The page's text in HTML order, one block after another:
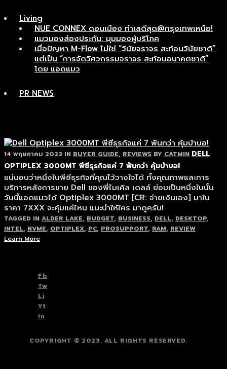
Living
NUE CONNEX ดอนเมือง ทำเลดีสุด@กรุงเทพเหนือ!
แมวมองส่องประกัน: มุมมองผู้บริโภค
เมื่อปัญหา M-Flow ไม่ใช่ “วินัยจราจร สะท้อนวินัยชาติ”
แต่เป็น “การจัดวิศวกรรมจราจร สะท้อนอนาคตชาติ”
โดย แอดแมว
PR NEWS
14 พฤษภาคม 2023 IN BUYER GUIDE, REVIEWS BY CATMIN DELL
OPTIPLEX 3000MT พีซีธุรกิจแค่ 7 พันกว่า คุ้มบ้าบอ!
แน่นอนว่าหนึ่งในพีซีธุรกิจที่คุณไว้วางใจได้ ทั้งคุณภาพและการ
บริการหลังการขาย Dell ของพี่ไมเคิล เดลล์ ย่อมเป็นหนึ่งในนั้น
วันนี้แอดแมวได้ Optiplex 3000MT [CR: จ่ายเงินเอง] มาใน
ราคา 7XXX จะคุ้มแค่ไหน แนะนำให้ใคร มาดูครับ!
TAGGED IN ALDER LAKE, BUDGET, BUSINESS, DELL, DESKTOP,
INTEL, NVME, OPTIPLEX, PC, PROSUPPORT, RAM, REVIEW
Learn More
Fb
Tw
Li
Yt
In
COPYRIGHT © 2023. ALL RIGHTS RESERVED.